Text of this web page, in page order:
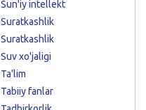
Sun'iy intellekt
Suratkashlik
Suratkashlik
Suv xo'jaligi
Ta'lim
Tabiiy fanlar